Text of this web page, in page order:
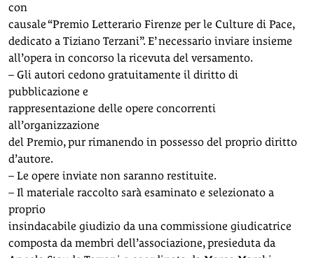
con
causale “Premio Letterario Firenze per le Culture di Pace,
dedicato a Tiziano Terzani”. E’ necessario inviare insieme
all’opera in concorso la ricevuta del versamento.
– Gli autori cedono gratuitamente il diritto di
pubblicazione e
rappresentazione delle opere concorrenti
all’organizzazione
del Premio, pur rimanendo in possesso del proprio diritto
d’autore.
– Le opere inviate non saranno restituite.
– Il materiale raccolto sarà esaminato e selezionato a
proprio
insindacabile giudizio da una commissione giudicatrice
composta da membri dell’associazione, presieduta da